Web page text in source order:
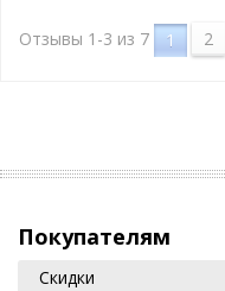
Отзывы 1-3 из 7 1 2
Покупателям
Скидки